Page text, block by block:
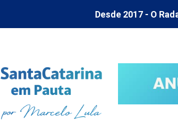
Desde 2017 - O